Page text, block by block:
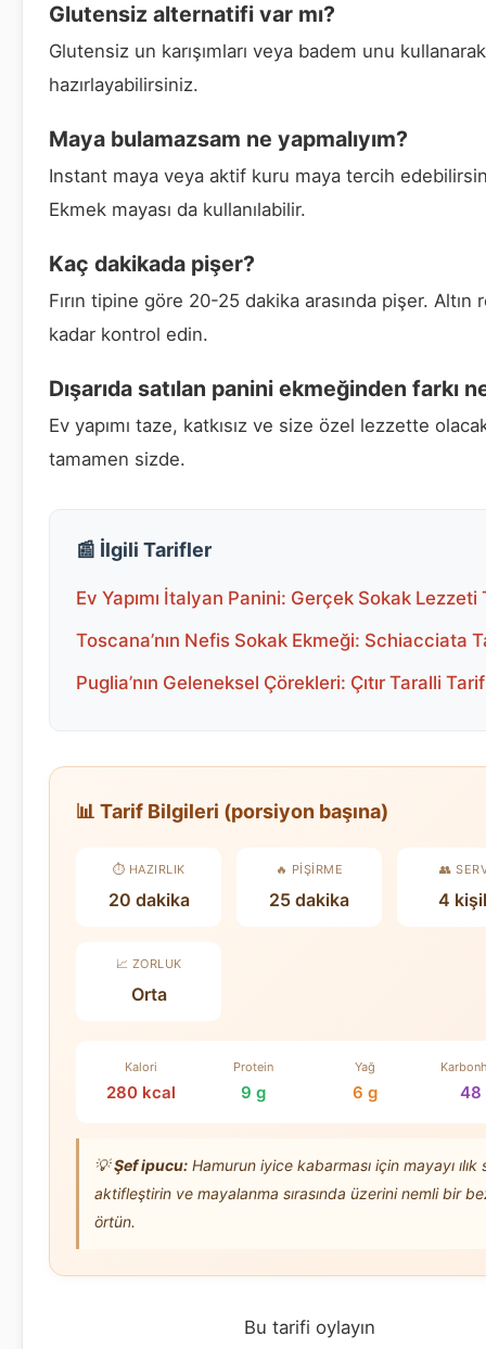
Glutensiz alternatifi var mı?
Glutensiz un karışımları veya badem unu kullanarak
hazırlayabilirsiniz.
Maya bulamazsam ne yapmalıyım?
Instant maya veya aktif kuru maya tercih
Ekmek mayası da kullanılabilir.
Kaç dakikada pişer?
Fırın tipine göre 20-25 dakika arasında pişer. Altın
kadar kontrol edin.
Dışarıda satılan panini ekmeğinden farkı
Ev yapımı taze, katkısız ve size özel lezzette
tamamen sizde.
📰 İlgili Tarifler
Ev Yapımı İtalyan Panini: Gerçek Sokak Lezzeti
Toscana’nın Nefis Sokak Ekmeği: Schiacciata
Puglia’nın Geleneksel Çörekleri: Çıtır Taralli
📊 Tarif Bilgileri (porsiyon başına)
⏱️ HAZIRLIK
20 dakika
🔥 PIŞIRME
25 dakika
👥
4
📈 ZORLUK
Orta
Kalori
280 kcal
Protein
9 g
Yağ
6 g 48
💡Şef ipucu: Hamurun iyice kabarması için mayayı ılık
aktifleştirin ve mayalanma sırasında üzerini nemli bir
örtün.
Bu tarifi oylayın